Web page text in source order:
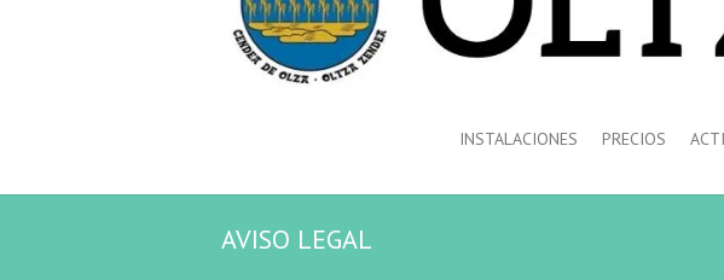
INSTALACIONES PRECIOS
AVISO LEGAL